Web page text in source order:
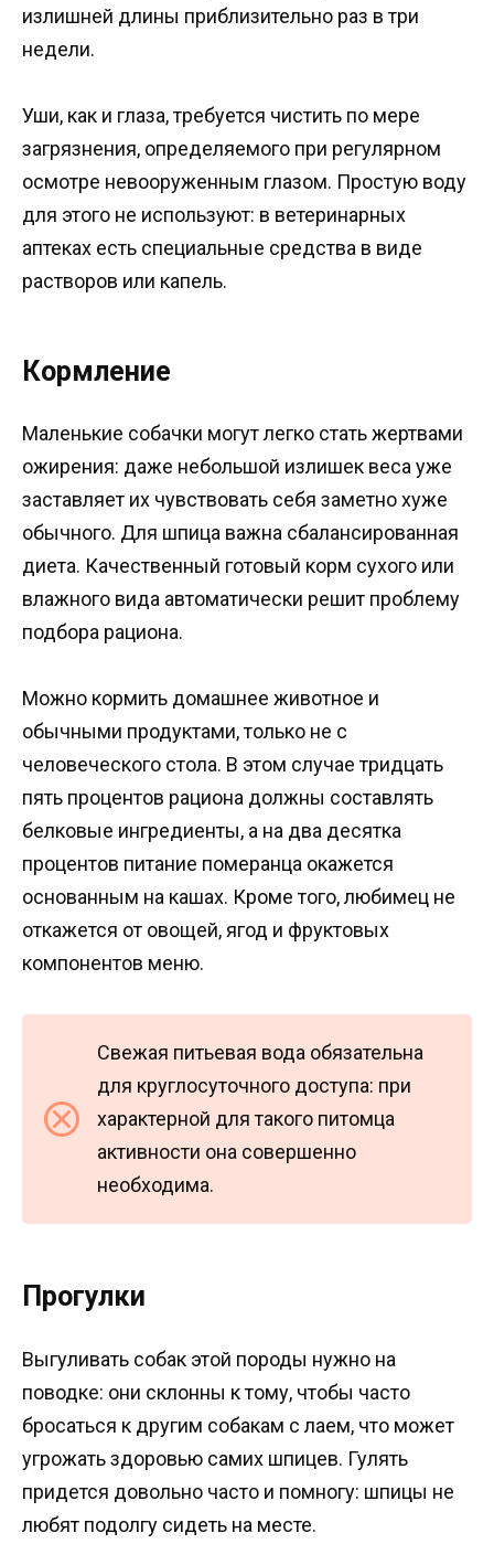
излишней длины приблизительно раз в три
недели.
Уши, как и глаза, требуется чистить по мере
загрязнения, определяемого при регулярном
осмотре невооруженным глазом. Простую воду
для этого не используют: в ветеринарных
аптеках есть специальные средства в виде
растворов или капель.
Кормление
Маленькие собачки могут легко стать жертвами
ожирения: даже небольшой излишек веса уже
заставляет их чувствовать себя заметно хуже
обычного. Для шпица важна сбалансированная
диета. Качественный готовый корм сухого или
влажного вида автоматически решит проблему
подбора рациона.
Можно кормить домашнее животное и
обычными продуктами, только не с
человеческого стола. В этом случае тридцать
пять процентов рациона должны составлять
белковые ингредиенты, а на два десятка
процентов питание померанца окажется
основанным на кашах. Кроме того, любимец не
откажется от овощей, ягод и фруктовых
компонентов меню.
Свежая питьевая вода обязательна
для круглосуточного доступа: при
характерной для такого питомца
активности она совершенно
необходима.
Прогулки
Выгуливать собак этой породы нужно на
поводке: они склонны к тому, чтобы часто
бросаться к другим собакам с лаем, что может
угрожать здоровью самих шпицев. Гулять
придется довольно часто и помногу: шпицы не
любят подолгу сидеть на месте.